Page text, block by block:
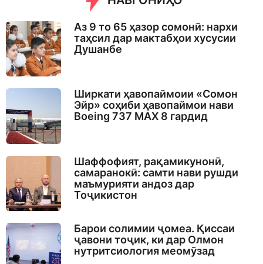
Аз 9 то 65 ҳазор сомонӣ: нархи
таҳсил дар мактабҳои хусусии
Душанбе
Ширкати ҳавопаймоии «Сомон
Эйр» соҳиби ҳавопаймои нави
Boeing 737 MAX 8 гардид
Шаффофият, рақамикунонӣ,
самаранокӣ: самти нави рушди
маъмурияти андоз дар
Тоҷикистон
Барои солимии ҷомеа. Қиссаи
ҷавони тоҷик, ки дар Олмон
нутритсиология меомӯзад